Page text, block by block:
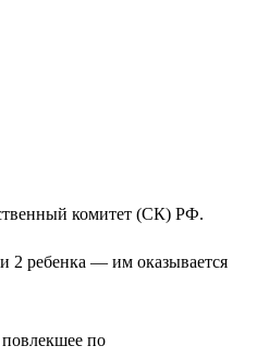
комитет (СК) РФ.
2 ребенка — им оказывается
по